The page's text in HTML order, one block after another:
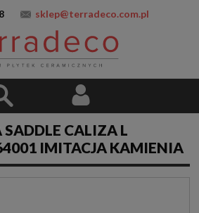
sklep@terradeco.com.pl
CALIZA L
IMITACJA KAMIENIA